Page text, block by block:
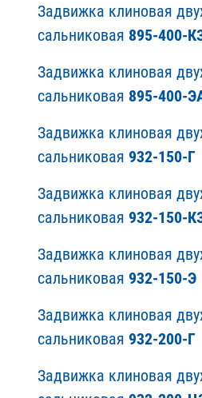
Задвижка клиновая
сальниковая 895-400-
Задвижка клиновая
сальниковая 895-400-
Задвижка клиновая
сальниковая 932-150-Г
Задвижка клиновая
сальниковая 932-150-
Задвижка клиновая
сальниковая 932-150-Э
Задвижка клиновая
сальниковая 932-200-Г
Задвижка клиновая